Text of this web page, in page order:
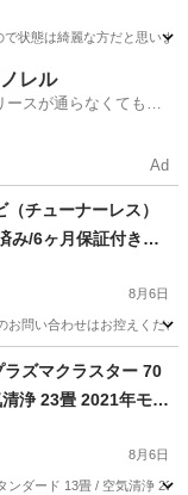
状態は綺麗な方だと思いま
レル
ースが通らなくてもク
Ad
チューナーレス）
/6ヶ月保証付き
8月6日
問い合わせはお控えくだ
ズマクラスター 70
浄 23畳 2021年モデ
8月6日
ンダード 13畳 / 空気清浄